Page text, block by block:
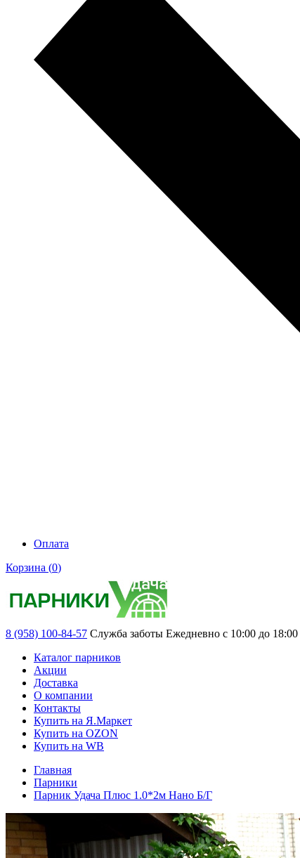
Оплата
Корзина (0)
8 (958) 100-84-57 Служба заботы Ежедневно с 10:00 до 18:00
Каталог парников
Акции
Доставка
О компании
Контакты
Купить на Я.Маркет
Купить на OZON
Купить на WB
Главная
Парники
Парник Удача Плюс 1.0*2м Нано Б/Г